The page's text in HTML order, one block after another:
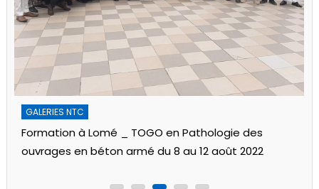
GALERIES NTC
Formation à Lomé _ TOGO en Pathologie des
ouvrages en béton armé du 8 au 12 août 2022